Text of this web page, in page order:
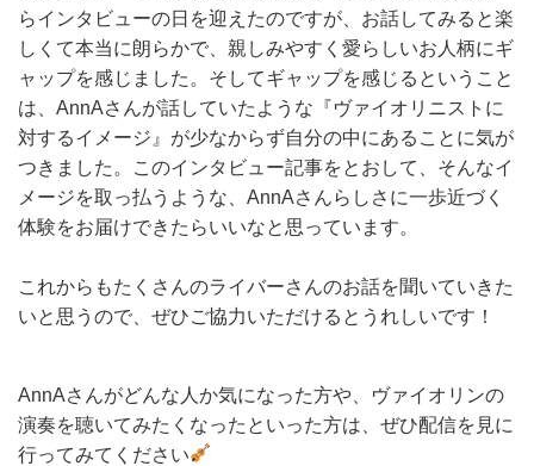
らインタビューの日を迎えたのですが、お話してみると楽
しくて本当に朗らかで、親しみやすく愛らしいお人柄にギ
ャップを感じました。そしてギャップを感じるということ
は、AnnAさんが話していたような『ヴァイオリニストに
対するイメージ』が少なからず自分の中にあることに気が
つきました。このインタビュー記事をとおして、そんなイ
メージを取っ払うような、AnnAさんらしさに一歩近づく
体験をお届けできたらいいなと思っています。
これからもたくさんのライバーさんのお話を聞いていきた
いと思うので、ぜひご協力いただけるとうれしいです！
AnnAさんがどんな人か気になった方や、ヴァイオリンの
演奏を聴いてみたくなったといった方は、ぜひ配信を見に
行ってみてください